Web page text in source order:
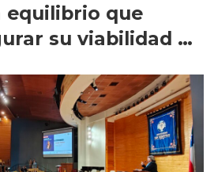
que
su viabilidad de